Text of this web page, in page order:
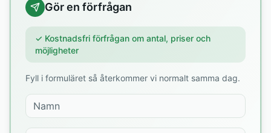
Gör en förfrågan
✓ Kostnadsfri förfrågan om antal, priser och
möjligheter
Fyll i formuläret så återkommer vi normalt samma dag.